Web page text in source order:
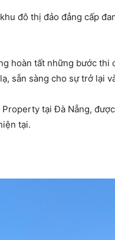
đô thị đảo đẳng cấp
hoàn tất những bước
sẵn sàng cho sự trở lại
tại Đà Nẵng,
tại.